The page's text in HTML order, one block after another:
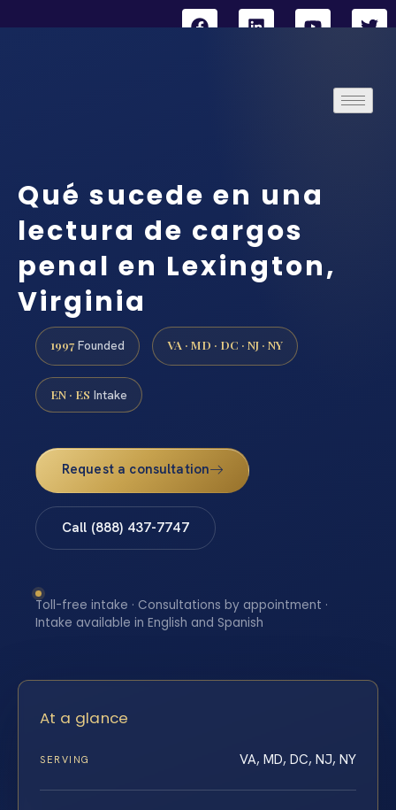
Qué sucede en una
lectura de cargos
penal en Lexington,
Virginia
1997 Founded VA · MD · DC · NJ · NY
EN · ES Intake
Request a consultation
Call (888) 437-7747
Toll-free intake · Consultations by appointment ·
Intake available in English and Spanish
At a glance
SERVING VA, MD, DC, NJ, NY